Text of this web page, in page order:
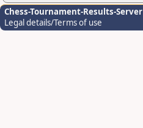
Chess-Tournament-Results-Server
Legal details/Terms of use